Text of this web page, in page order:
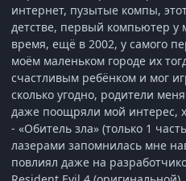
интернет, пузытые компы,
детстве, первый компьютер у
время, ещё в 2002, у самого
моём маленьком городе их
счастливым ребёнком и мог
сколько угодно, родители
даже поощряли мой интерес,
- «Обитель зла» (только 1
лазерами запомнилась мне
повлиял даже на